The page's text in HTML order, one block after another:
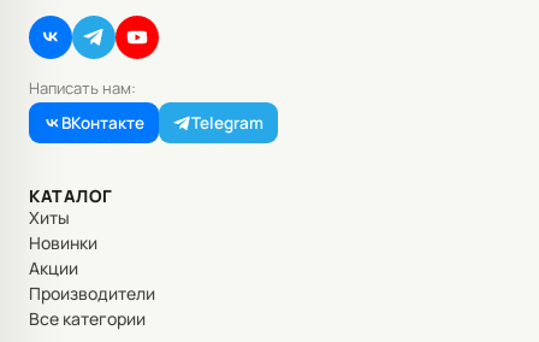
Написать нам:
ВКонтакте
Telegram
КАТАЛОГ
Хиты
Новинки
Акции
Производители
Все категории